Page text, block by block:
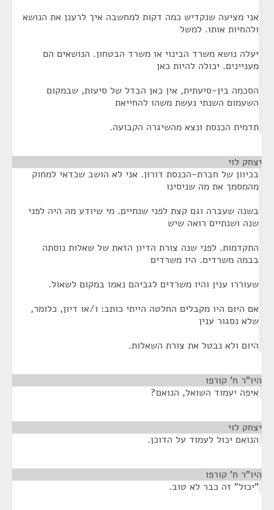
אני מציעה שנקדיש כמה דקות למחשבה איך לרענן את הנושא
ולהחיות אותו. למשל
יעלה נושא משרד הבינוי או משרד הבטחון. הנושאים הם
מעניינים. יכולה להיות כאן
הסכמה בין-סיעתית, אין כאן הבדל של סיעות, שבמקום
השעמום השנתי נעשת משהו להחייאת
תדמית הכנסת ונצא מהשיגרה הקבועה.
יצחק לוי
בכיוון של חברת-הכנסת דורון. אני לא הושב שכדאי למחוק
מהמסמך את מה שניסינו
בשנה שעברה וגם קצת לפני שנתיים. מי שיודע מה היה לפני
שנה ושנתיים רואה שיש
התקדמות. לפני שנה צורת הדיון הזאת של שאלות נוסתה
בבמה משרדים. היו משרדים
שעוררו ענין והיו משרדים לגביהם נאמו במקום לשאול.
אם היום היו מקבלים החלטה הייתי כותב: ו/או דיון, כלומר,
שלא נסגור ענין
היום ולא נבטל את צורת השאלות.
היו"ר ח' קורפו
איפה יעמוד השואל, הנואם?
יצחק לוי
הנואם יכול לעמוד על הדוכן.
היו"ר ח' קורפו
"יכול" זה כבר לא טוב.